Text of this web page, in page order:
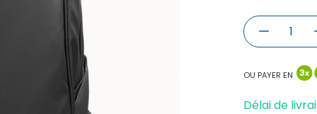
OU PAYER EN
Délai de